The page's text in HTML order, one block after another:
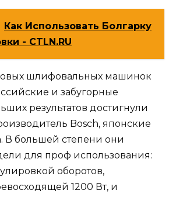
Как Использовать Болгарку
- CTLN.RU
шлифовальных машинок
и забугорные
результатов достигнули
Bosch, японские
В большей степени они
для проф использования:
оборотов,
1200 Вт, и